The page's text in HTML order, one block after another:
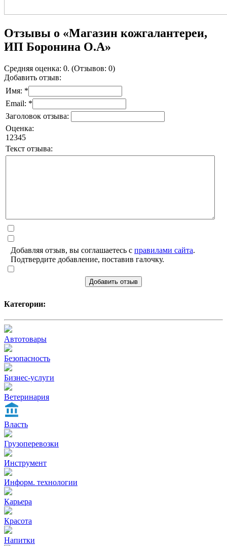
Отзывы о «Магазин кожгалантереи,
ИП Боронина О.А»
Средняя оценка: 0. (Отзывов: 0)
Добавить отзыв:
Имя: *
Email: *
Заголовок отзыва:
Оценка:
1 2345
Текст отзыва:
Добавляя отзыв, вы соглашаетесь с правилами сайта.
Подтвердите добавление, поставив галочку.
Добавить отзыв
Категории:
Автотовары
Безопасность
Бизнес-услуги
Ветеринария
Власть
Грузоперевозки
Инструмент
Информ. технологии
Карьера
Красота
Напитки